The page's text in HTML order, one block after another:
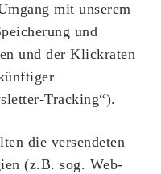
mit unserem
und
und der Klickraten
Tracking“).
die versendeten
(z.B. sog. Web-